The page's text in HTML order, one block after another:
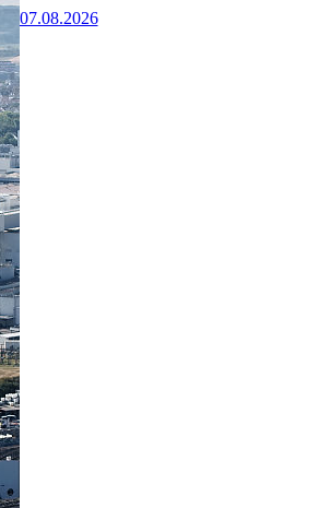
07.08.2026